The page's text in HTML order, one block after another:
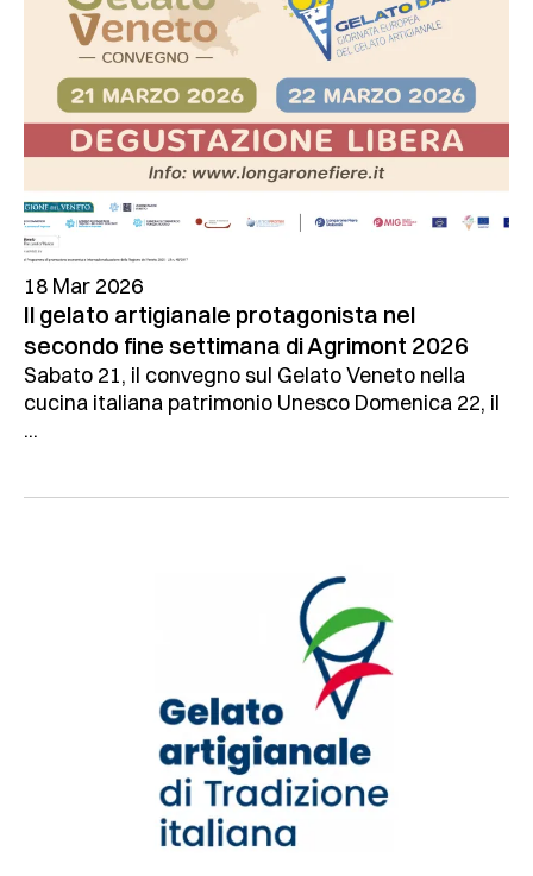
18 Mar 2026
Il gelato artigianale protagonista nel
secondo fine settimana di Agrimont 2026
Sabato 21, il convegno sul Gelato Veneto nella
cucina italiana patrimonio Unesco Domenica 22, il
...